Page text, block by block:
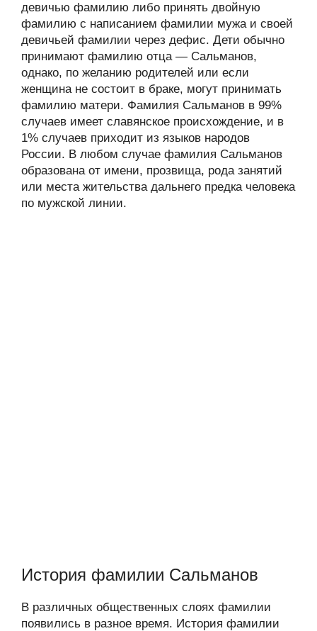
девичью фамилию либо принять двойную
фамилию с написанием фамилии мужа и своей
девичьей фамилии через дефис. Дети обычно
принимают фамилию отца — Сальманов,
однако, по желанию родителей или если
женщина не состоит в браке, могут принимать
фамилию матери. Фамилия Сальманов в 99%
случаев имеет славянское происхождение, и в
1% случаев приходит из языков народов
России. В любом случае фамилия Сальманов
образована от имени, прозвища, рода занятий
или места жительства дальнего предка человека
по мужской линии.
История фамилии Сальманов
В различных общественных слоях фамилии
появились в разное время. История фамилии